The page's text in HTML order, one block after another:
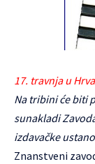
17. travnja u
Na tribini će biti
sunakladi
izdavačke
Znanstveni